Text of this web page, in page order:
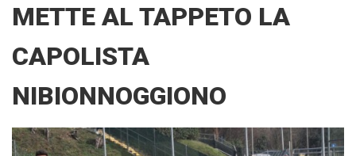
METTE AL TAPPETO LA
CAPOLISTA
NIBIONNOGGIONO